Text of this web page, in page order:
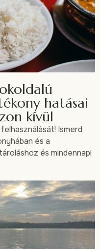
hatásai
kívül
Ismerd
és a
és mindennapi